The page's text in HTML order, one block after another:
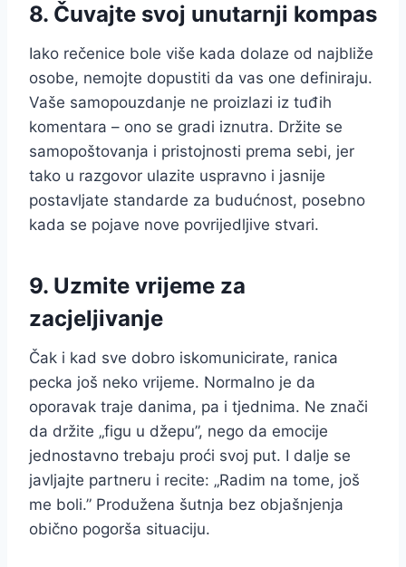
8. Čuvajte svoj unutarnji kompas
Iako rečenice bole više kada dolaze od najbliže
osobe, nemojte dopustiti da vas one definiraju.
Vaše samopouzdanje ne proizlazi iz tuđih
komentara – ono se gradi iznutra. Držite se
samopoštovanja i pristojnosti prema sebi, jer
tako u razgovor ulazite uspravno i jasnije
postavljate standarde za budućnost, posebno
kada se pojave nove povrijedljive stvari.
9. Uzmite vrijeme za
zacjeljivanje
Čak i kad sve dobro iskomunicirate, ranica
pecka još neko vrijeme. Normalno je da
oporavak traje danima, pa i tjednima. Ne znači
da držite „figu u džepu”, nego da emocije
jednostavno trebaju proći svoj put. I dalje se
javljajte partneru i recite: „Radim na tome, još
me boli.” Produžena šutnja bez objašnjenja
obično pogorša situaciju.